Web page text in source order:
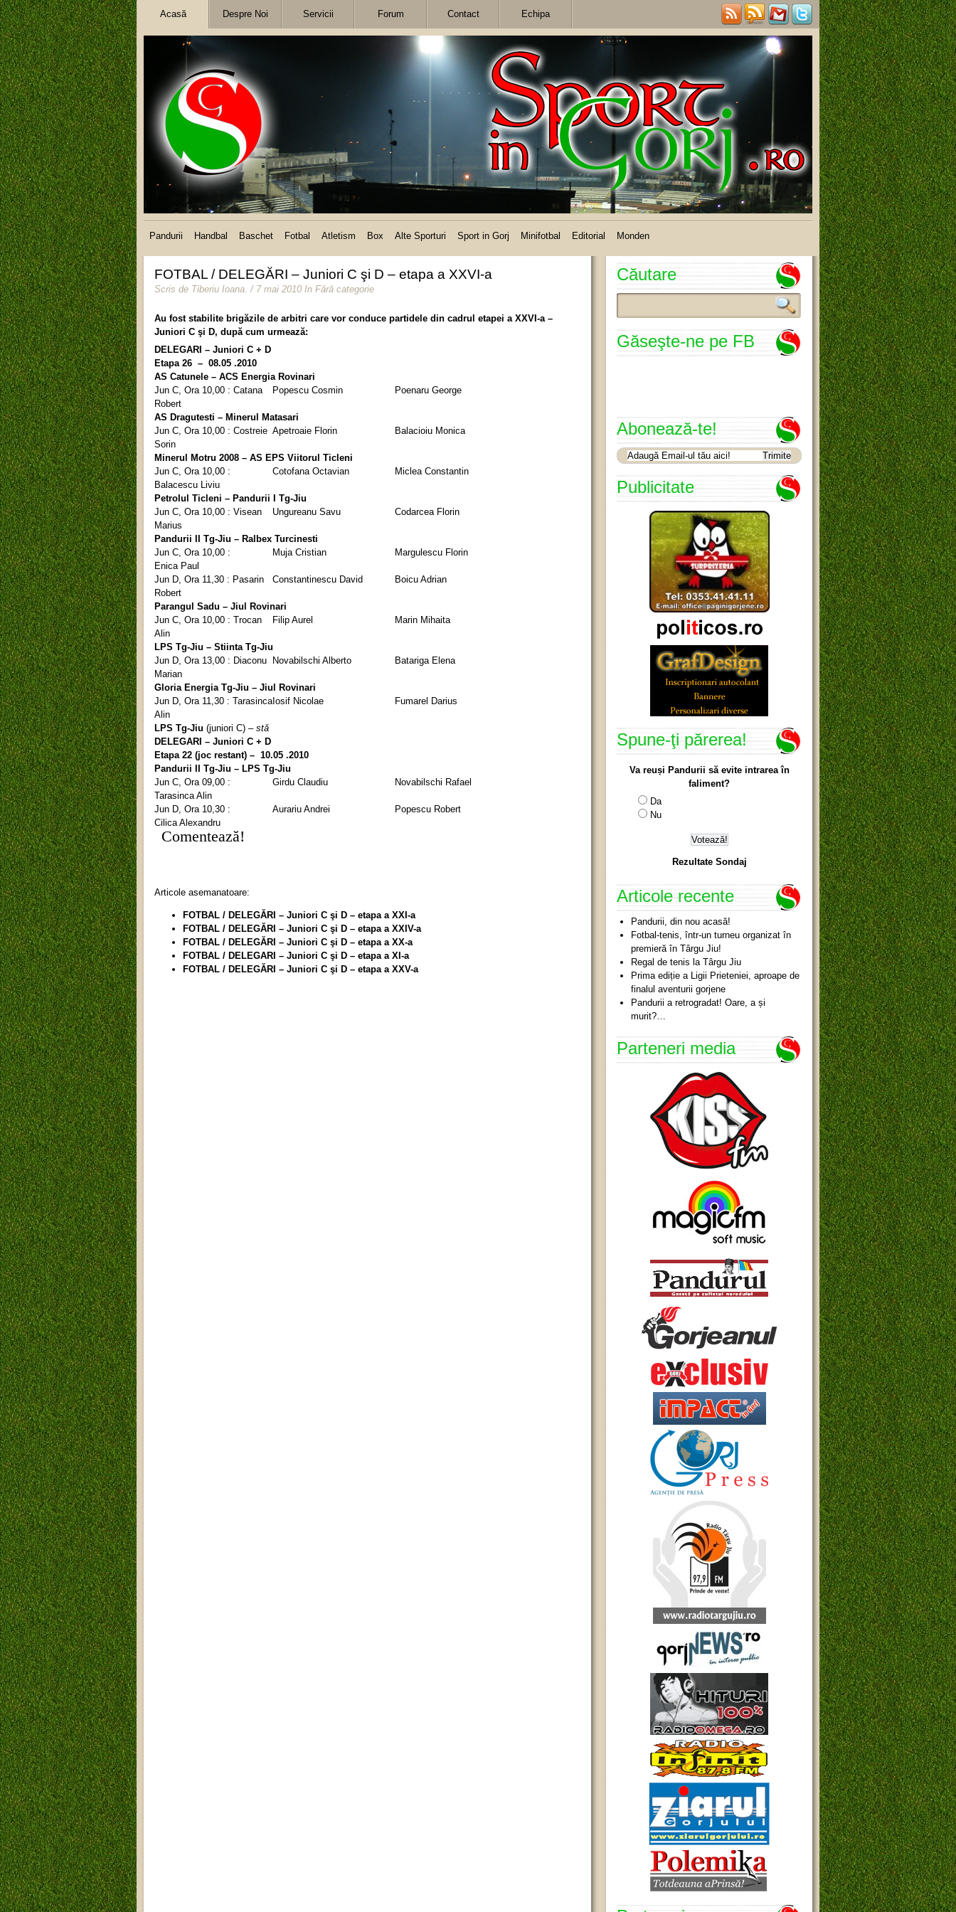
Acasă Despre Noi Servicii Forum Contact Echipa
Pandurii Handbal Baschet Fotbal Atletism Box Alte Sporturi Sport in Gorj Minifotbal Editorial Monden
FOTBAL / DELEGĂRI – Juniori C şi D – etapa a XXVI-a
Scris de Tiberiu Ioana. / 7 mai 2010 In Fără categorie
Au fost stabilite brigăzile de arbitri care vor conduce partidele din cadrul etapei a XXVI-a –
Juniori C şi D, după cum urmează:
DELEGARI – Juniori C + D
Etapa 26 – 08.05 .2010
AS Catunele – ACS Energia Rovinari
Jun C, Ora 10,00 : Catana
Robert
Popescu Cosmin Poenaru George
AS Dragutesti – Minerul Matasari
Jun C, Ora 10,00 : Costreie
Sorin
Apetroaie Florin Balacioiu Monica
Minerul Motru 2008 – AS EPS Viitorul Ticleni
Jun C, Ora 10,00 :
Balacescu Liviu
Cotofana Octavian Miclea Constantin
Petrolul Ticleni – Pandurii I Tg-Jiu
Jun C, Ora 10,00 : Visean
Marius
Ungureanu Savu Codarcea Florin
Pandurii II Tg-Jiu – Ralbex Turcinesti
Jun C, Ora 10,00 :
Enica Paul
Muja Cristian Margulescu Florin
Jun D, Ora 11,30 : Pasarin
Robert
Constantinescu David Boicu Adrian
Parangul Sadu – Jiul Rovinari
Jun C, Ora 10,00 : Trocan
Alin
Filip Aurel Marin Mihaita
LPS Tg-Jiu – Stiinta Tg-Jiu
Jun D, Ora 13,00 : Diaconu
Marian
Novabilschi Alberto Batariga Elena
Gloria Energia Tg-Jiu – Jiul Rovinari
Jun D, Ora 11,30 : Tarasinca
Alin
Iosif Nicolae Fumarel Darius
LPS Tg-Jiu (juniori C) – stă
DELEGARI – Juniori C + D
Etapa 22 (joc restant) – 10.05 .2010
Pandurii II Tg-Jiu – LPS Tg-Jiu
Jun C, Ora 09,00 :
Tarasinca Alin
Girdu Claudiu Novabilschi Rafael
Jun D, Ora 10,30 :
Cilica Alexandru
Aurariu Andrei Popescu Robert
Comentează!
Articole asemanatoare:
FOTBAL / DELEGĂRI – Juniori C şi D – etapa a XXI-a
FOTBAL / DELEGĂRI – Juniori C şi D – etapa a XXIV-a
FOTBAL / DELEGĂRI – Juniori C şi D – etapa a XX-a
FOTBAL / DELEGARI – Juniori C şi D – etapa a XI-a
FOTBAL / DELEGĂRI – Juniori C şi D – etapa a XXV-a
Căutare
Găseşte-ne pe FB
Abonează-te!
Publicitate
Spune-ţi părerea!
Va reuși Pandurii să evite intrarea în
faliment?
Da
Nu
Rezultate Sondaj
Articole recente
Pandurii, din nou acasă!
Fotbal-tenis, într-un turneu organizat în
premieră în Târgu Jiu!
Regal de tenis la Târgu Jiu
Prima ediție a Ligii Prieteniei, aproape de
finalul aventurii gorjene
Pandurii a retrogradat! Oare, a și
murit?…
Parteneri media